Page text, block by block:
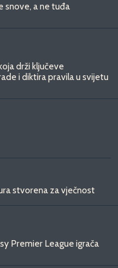
snove, a ne tuđa
drži ključeve
i diktira pravila u svijetu
stvorena za vječnost
Premier League igrača